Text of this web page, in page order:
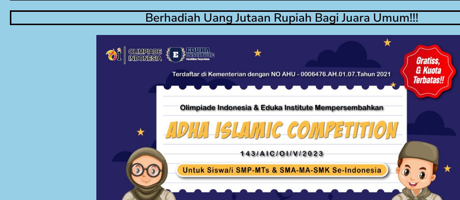
Berhadiah Uang Jutaan Rupiah Bagi Juara Umum!!!